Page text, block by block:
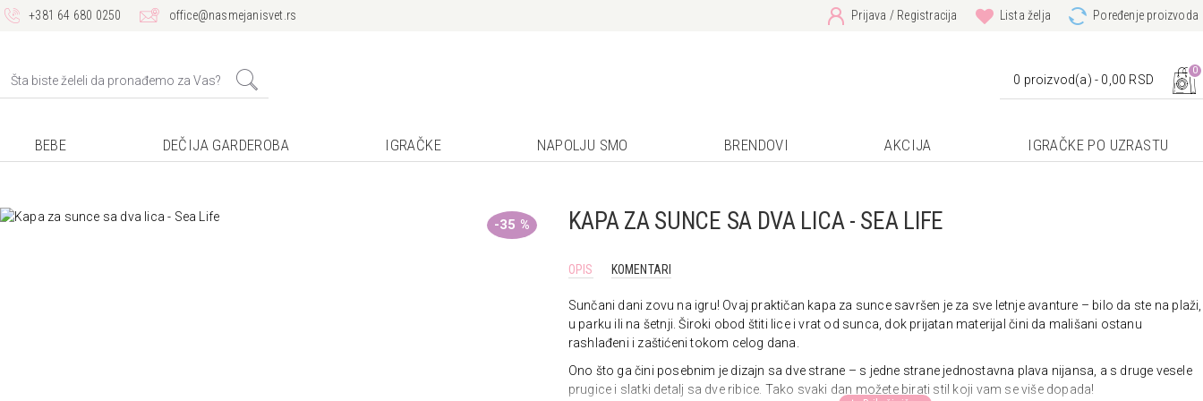
+381 64 680 0250 office@nasmejanisvet.rs Prijava / Registracija Lista želja Poređenje proizvoda
0 proizvod(a) - 0,00 RSD
0
BEBE DEČIJA GARDEROBA IGRAČKE NAPOLJU SMO BRENDOVI AKCIJA IGRAČKE PO UZRASTU
-35 % KAPA ZA SUNCE SA DVA LICA - SEA LIFE
OPIS KOMENTARI
Sunčani dani zovu na igru! Ovaj praktičan kapa za sunce savršen je za sve letnje avanture – bilo da ste na plaži,
u parku ili na šetnji.Široki obod štiti lice ivrat od sunca, dok prijatan materijalčini da mališani ostanu
rashlađeni i zaštićenitokom celog dana.
Ono što gačini posebnim je dizajn sa dve strane – s jedne strane jednostavna plava nijansa, a s druge vesele
prugice i slatki detalj sa dve ribice. Tako svaki dan možete birati stil koji vam seviše dopada!